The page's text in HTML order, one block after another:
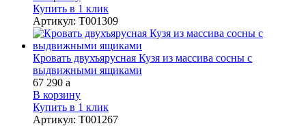
Купить в 1 клик
Артикул: Т001309
Кровать двухъярусная Кузя из массива сосны с
выдвижными ящиками
67 290 a
В корзину
Купить в 1 клик
Артикул: Т001267